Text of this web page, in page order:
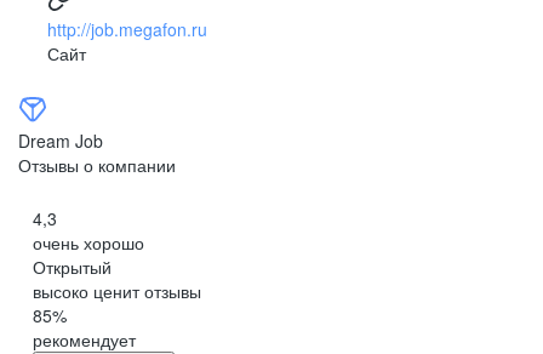
http://job.megafon.ru
Сайт
Dream Job
Отзывы о компании
4,3
очень хорошо
Открытый
высоко ценит отзывы
85%
рекомендует